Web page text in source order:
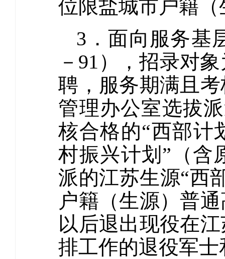
位限盐城市户籍
3．面向服务基
－91），招录对
聘，服务期满且
管理办公室选拔
核合格的“西部计
村振兴计划”（含
派的江苏生源“西
户籍（生源）普
以后退出现役在
排工作的退役军